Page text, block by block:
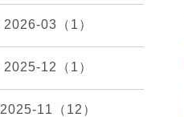
2026-03（1）
2025-12（1）
2025-11（12）